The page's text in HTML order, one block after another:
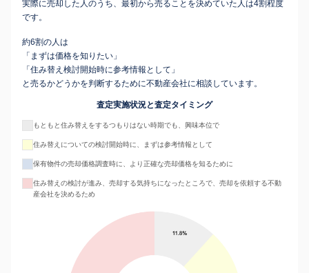
実際に売却した人のうち、最初から売ることを決めていた人は4割程度
です。
約6割の人は
「まずは価格を知りたい」
「住み替え検討開始時に参考情報として」
と売るかどうかを判断するために不動産会社に相談しています。
査定実施状況と査定タイミング
もともと住み替えをするつもりはない時期でも、興味本位で
住み替えについての検討開始時に、まずは参考情報として
保有物件の売却価格調査時に、より正確な売却価格を知るために
住み替えの検討が進み、売却する気持ちになったところで、売却を依頼する不動
産会社を決めるため